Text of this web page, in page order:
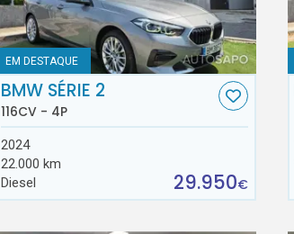
EM DESTAQUE
BMW SÉRIE 2
116CV - 4P
2024
22.000 km
Diesel
29.950€